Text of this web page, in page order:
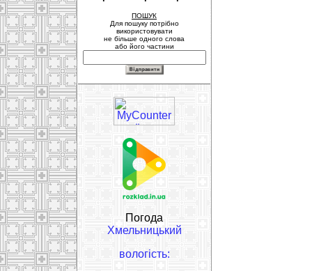
ПОШУК
Для пошуку потрібно
використовувати
не більше одного слова
або його частини
Погода
Хмельницький
вологість: